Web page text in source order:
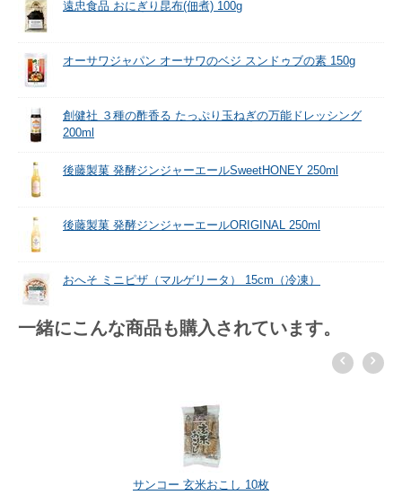
遠忠食品 おにぎり昆布(佃煮) 100g
オーサワジャパン オーサワのベジ スンドゥブの素 150g
創健社 ３種の酢香る たっぷり玉ねぎの万能ドレッシング
200ml
後藤製菓 発酵ジンジャーエールSweetHONEY 250ml
後藤製菓 発酵ジンジャーエールORIGINAL 250ml
おへそ ミニピザ（マルゲリータ） 15cm（冷凍）
一緒にこんな商品も購入されています。
サンコー 玄米おこし 10枚